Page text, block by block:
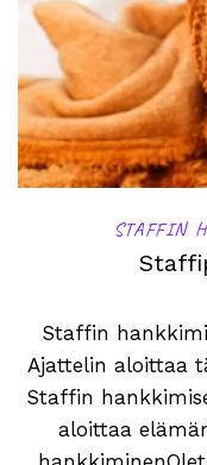
STAFFIN
Staffin
Ajattelin aloittaa
Staffin
aloittaa